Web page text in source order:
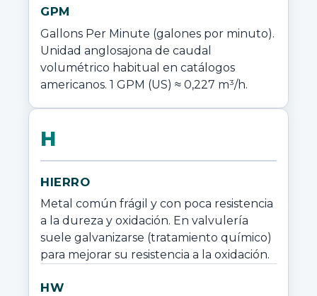
GPM
Gallons Per Minute (galones por minuto).
Unidad anglosajona de caudal
volumétrico habitual en catálogos
americanos. 1 GPM (US) ≈ 0,227 m³/h.
H
HIERRO
Metal común frágil y con poca resistencia
a la dureza y oxidación. En valvulería
suele galvanizarse (tratamiento químico)
para mejorar su resistencia a la oxidación.
HW